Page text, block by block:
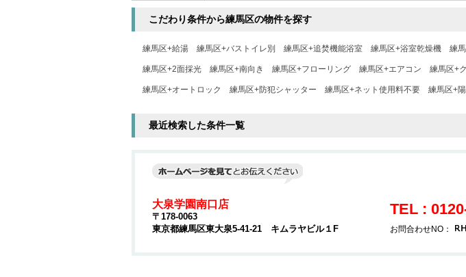
こだわり条件から練馬区の物件を探す
練馬区+給湯 練馬区+バストイレ別 練馬区+追焚機能浴室 練馬区+浴室乾燥機 練
練馬区+2面採光 練馬区+南向き 練馬区+フローリング 練馬区+エアコン 練馬区+
練馬区+オートロック 練馬区+防犯シャッター 練馬区+ネット使用料不要 練馬区+
最近検索した条件一覧
大泉学園南口店
〒178-0063
東京都練馬区東大泉5-41-21 キムラヤビル１F
TEL :
お問合わせNO：